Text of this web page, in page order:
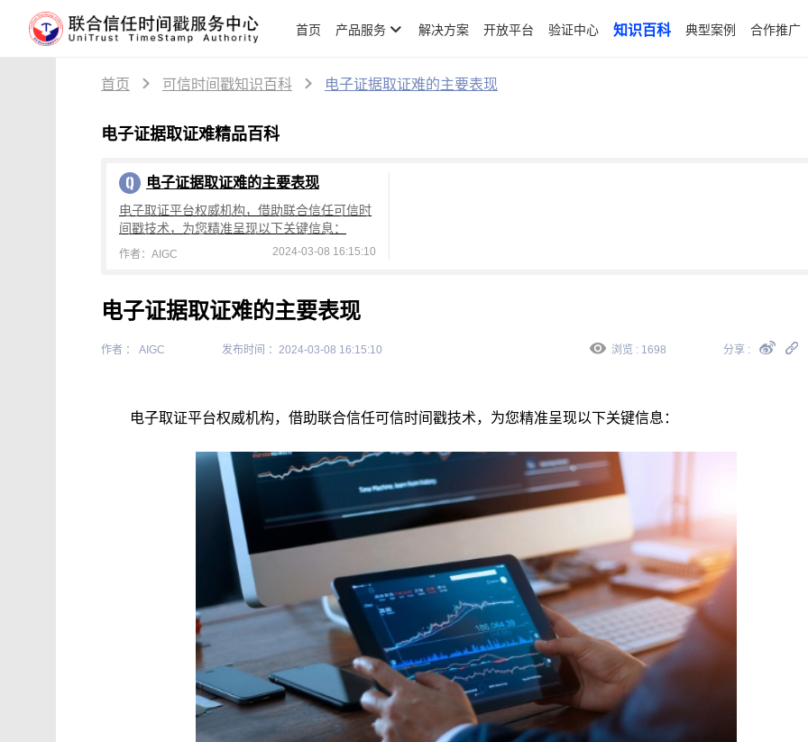
首页 产品服务 解决方案 开放平台 验证中心 知识百科 典型案例 合作推广
首页 可信时间戳知识百科 电子证据取证难的主要表现
电子证据取证难精品百科
电子证据取证难的主要表现
电子取证平台权威机构，借助联合信任可信时
间戳技术，为您精准呈现以下关键信息：
作者：AIGC 2024-03-08 16:15:10
电子证据取证难的主要表现
作者 ： AIGC 发布时间 ：2024-03-08 16:15:10 浏览 : 1698 分享 :
电子取证平台权威机构，借助联合信任可信时间戳技术，为您精准呈现以下关键信息：